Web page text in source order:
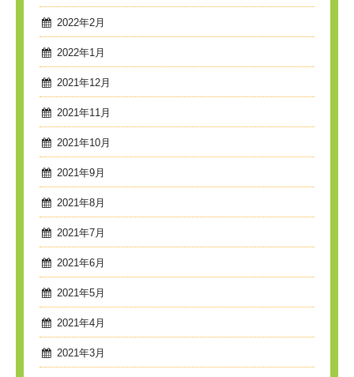
2022年2月
2022年1月
2021年12月
2021年11月
2021年10月
2021年9月
2021年8月
2021年7月
2021年6月
2021年5月
2021年4月
2021年3月